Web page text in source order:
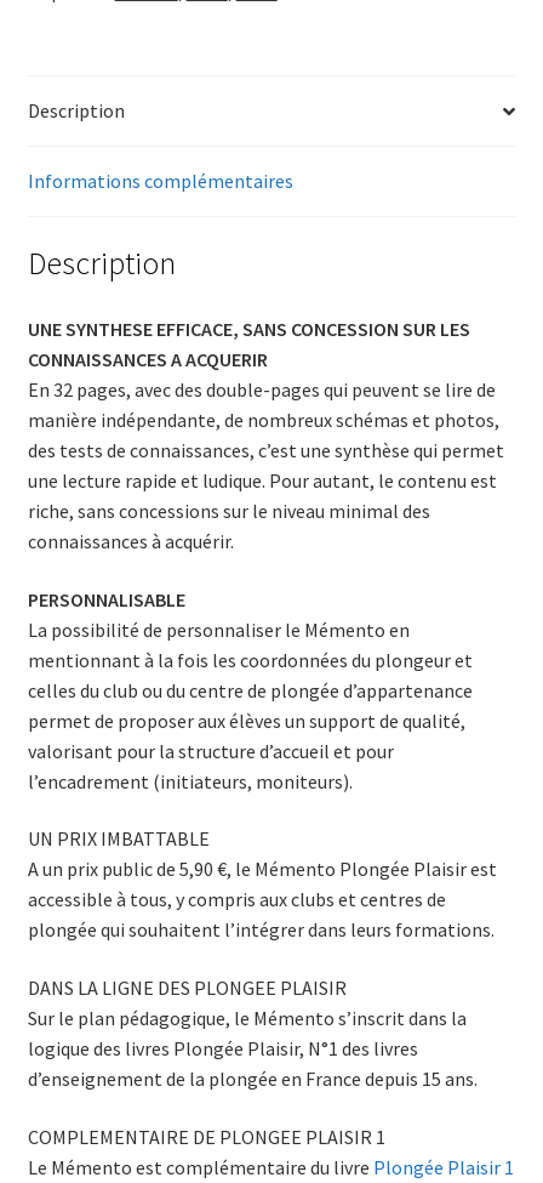
Description
Informations complémentaires
Description
UNE SYNTHESE EFFICACE, SANS CONCESSION SUR LES
CONNAISSANCES A ACQUERIR
En 32 pages, avec des double-pages qui peuvent se lire de
manière indépendante, de nombreux schémas et photos,
des tests de connaissances, c’est une synthèse qui permet
une lecture rapide et ludique. Pour autant, le contenu est
riche, sans concessions sur le niveau minimal des
connaissances à acquérir.
PERSONNALISABLE
La possibilité de personnaliser le Mémento en
mentionnant à la fois les coordonnées du plongeur et
celles du club ou du centre de plongée d’appartenance
permet de proposer aux élèves un support de qualité,
valorisant pour la structure d’accueil et pour
l’encadrement (initiateurs, moniteurs).
UN PRIX IMBATTABLE
A un prix public de 5,90 €, le Mémento Plongée Plaisir est
accessible à tous, y compris aux clubs et centres de
plongée qui souhaitent l’intégrer dans leurs formations.
DANS LA LIGNE DES PLONGEE PLAISIR
Sur le plan pédagogique, le Mémento s’inscrit dans la
logique des livres Plongée Plaisir, N°1 des livres
d’enseignement de la plongée en France depuis 15 ans.
COMPLEMENTAIRE DE PLONGEE PLAISIR 1
Le Mémento est complémentaire du livre Plongée Plaisir 1